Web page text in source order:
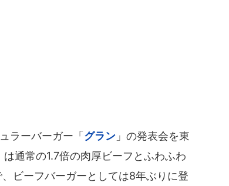
ラーバーガー「 グラン 」の発表会を東
通常の1.7倍の肉厚ビーフとふわふわ
ビーフバーガーとしては8年ぶりに登